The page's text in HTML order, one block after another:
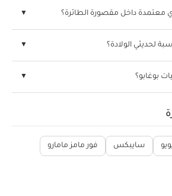
معتمدة داخل مقصورة الطائرة؟
لحديثي الولادة؟
بوغابو؟
سايبكس فور مامز مامارو